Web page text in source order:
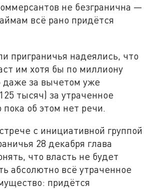
не безгранична —
всё рано придётся
приграничья надеялись, что
им хотя бы по миллиону
даже за вычетом уже
тысяч) за утраченное
об этом нет речи.
с инициативной группой
28 декабря глава
что власть не будет
абсолютно всё утраченное
придётся